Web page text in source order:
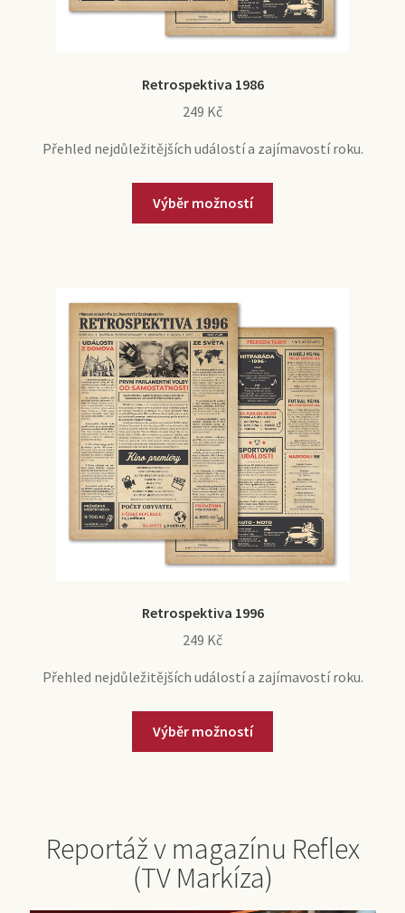
Retrospektiva 1986
249 Kč
Přehled nejdůležitějších událostí a zajímavostí roku.
Výběr možností
Retrospektiva 1996
249 Kč
Přehled nejdůležitějších událostí a zajímavostí roku.
Výběr možností
Reportáž v magazínu Reflex
(TV Markíza)